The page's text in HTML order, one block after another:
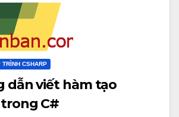
TRÌNH CSHARP
dẫn viết hàm tạo
C#